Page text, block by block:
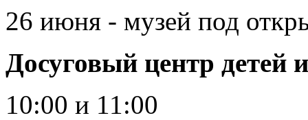
26 июня - музей под
Досуговый центр детей
10:00 и 11:00